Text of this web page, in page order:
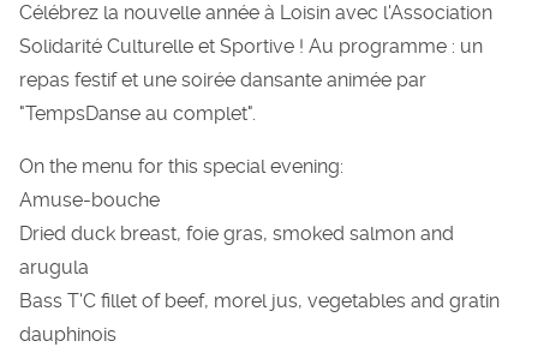
Célébrez la nouvelle année à Loisin avec l'Association
Solidarité Culturelle et Sportive ! Au programme : un
repas festif et une soirée dansante animée par
"TempsDanse au complet".
On the menu for this special evening:
Amuse-bouche
Dried duck breast, foie gras, smoked salmon and
arugula
Bass T'C fillet of beef, morel jus, vegetables and gratin
dauphinois